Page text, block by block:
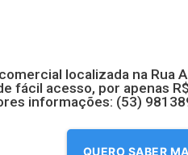
localizada na Rua
fácil acesso, por apenas
informações: (53)
QUERO SABER